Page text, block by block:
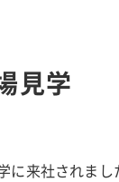
見学
来社されま